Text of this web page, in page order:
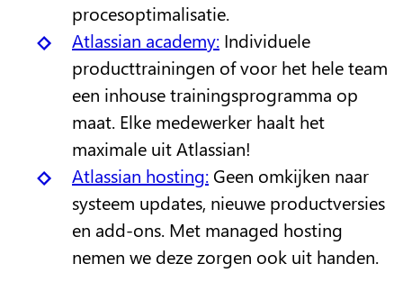
procesoptimalisatie.
Atlassian academy: Individuele
producttrainingen of voor het hele team
een inhouse trainingsprogramma op
maat. Elke medewerker haalt het
maximale uit Atlassian!
Atlassian hosting: Geen omkijken naar
systeem updates, nieuwe productversies
en add-ons. Met managed hosting
nemen we deze zorgen ook uit handen.